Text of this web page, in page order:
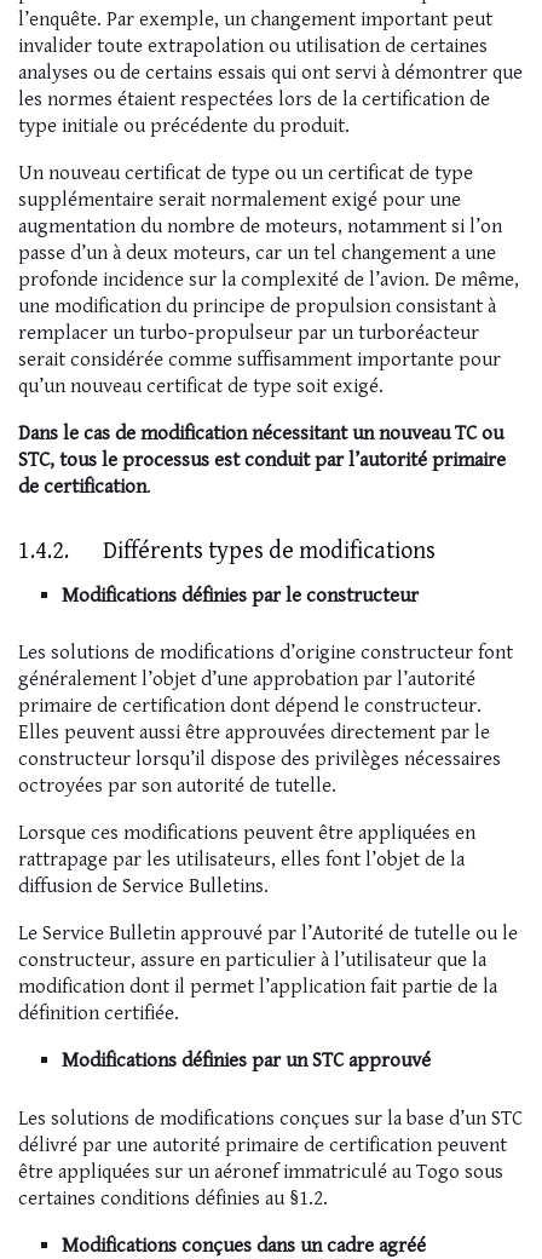
l’enquête. Par exemple, un changement important peut
invalider toute extrapolation ou utilisation de certaines
analyses ou de certains essais qui ont servi à démontrer que
les normes étaient respectées lors de la certification de
type initiale ou précédente du produit.
Un nouveau certificat de type ou un certificat de type
supplémentaire serait normalement exigé pour une
augmentation du nombre de moteurs, notamment si l’on
passe d’un à deux moteurs, car un tel changement a une
profonde incidence sur la complexité de l’avion. De même,
une modification du principe de propulsion consistant à
remplacer un turbo-propulseur par un turboréacteur
serait considérée comme suffisamment importante pour
qu’un nouveau certificat de type soit exigé.
Dans le cas de modification nécessitant un nouveau TC ou
STC, tous le processus est conduit par l’autorité primaire
de certification.
1.4.2. Différents types de modifications
Modifications définies par le constructeur
Les solutions de modifications d’origine constructeur font
généralement l’objet d’une approbation par l’autorité
primaire de certification dont dépend le constructeur.
Elles peuvent aussi être approuvées directement par le
constructeur lorsqu’il dispose des privilèges nécessaires
octroyées par son autorité de tutelle.
Lorsque ces modifications peuvent être appliquées en
rattrapage par les utilisateurs, elles font l’objet de la
diffusion de Service Bulletins.
Le Service Bulletin approuvé par l’Autorité de tutelle ou le
constructeur, assure en particulier à l’utilisateur que la
modification dont il permet l’application fait partie de la
définition certifiée.
Modifications définies par un STC approuvé
Les solutions de modifications conçues sur la base d’un STC
délivré par une autorité primaire de certification peuvent
être appliquées sur un aéronef immatriculé au Togo sous
certaines conditions définies au §1.2.
Modifications conçues dans un cadre agréé